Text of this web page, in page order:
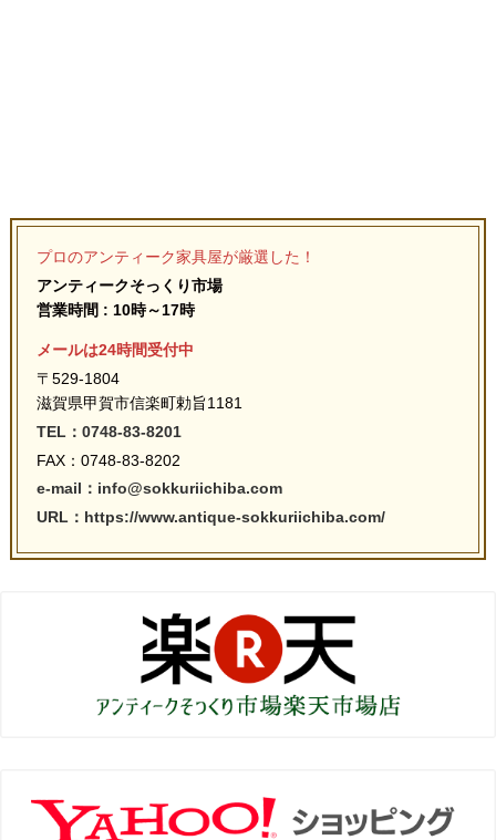
プロのアンティーク家具屋が厳選した！
アンティークそっくり市場
営業時間 : 10時～17時
メールは24時間受付中
〒529-1804
滋賀県甲賀市信楽町勅旨1181
TEL：0748-83-8201
FAX：0748-83-8202
e-mail：info@sokkuriichiba.com
URL：https://www.antique-sokkuriichiba.com/